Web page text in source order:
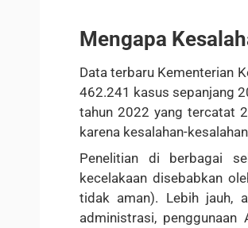
Mengapa
Data terbaru Kementerian
462.241 kasus sepanjang
tahun 2022 yang tercatat
karena kesalahan-
Penelitian di berbagai
kecelakaan disebabkan
tidak aman). Lebih jauh,
administrasi,